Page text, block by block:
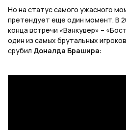
Но на статус самого ужасного
претендует еще один момент. В
конца встречи «Ванкувер» –
один из самых брутальных
срубил Доналда Брашира: